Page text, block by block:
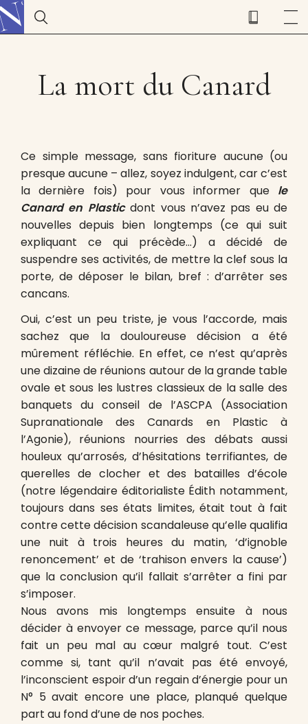
La mort du Canard
Ce simple message, sans fioriture aucune (ou
presque aucune – allez, soyez indulgent, car c’est
la dernière fois) pour vous informer que le
Canard en Plasticdont vous n’avez pas eu de
nouvelles depuis bien longtemps (ce qui suit
expliquant ce qui précède…) a décidé de
suspendre ses activités, de mettre la clef sous la
porte, de déposer le bilan, bref : d’arrêter ses
cancans.
Oui, c’est un peu triste, je vous l’accorde, mais
sachez que la douloureuse décision a été
mûrement réfléchie. En effet, ce n’est qu’après
une dizaine de réunions autour de la grande table
ovale et sous les lustres classieux de la salle des
banquets du conseil de l’ASCPA (Association
Supranationale des Canards en Plastic à
l’Agonie), réunions nourries des débats aussi
houleux qu’arrosés, d’hésitations terrifiantes, de
querelles de clocher et des batailles d’école
(notre légendaire éditorialiste Édith notamment,
toujours dans ses états limites, était tout à fait
contre cette décision scandaleuse qu’elle qualifia
une nuit à trois heures du matin, ‘d’ignoble
renoncement’ et de ‘trahison envers la cause’)
que la conclusion qu’il fallait s’arrêter a fini par
s’imposer.
Nous avons mis longtemps ensuite à nous
décider à envoyer ce message, parce qu’il nous
fait un peu mal au cœur malgré tout. C’est
comme si, tant qu’il n’avait pas été envoyé,
l’inconscient espoir d’un regain d’énergie pour un
N° 5 avait encore une place, planqué quelque
part au fond d’une de nos poches.